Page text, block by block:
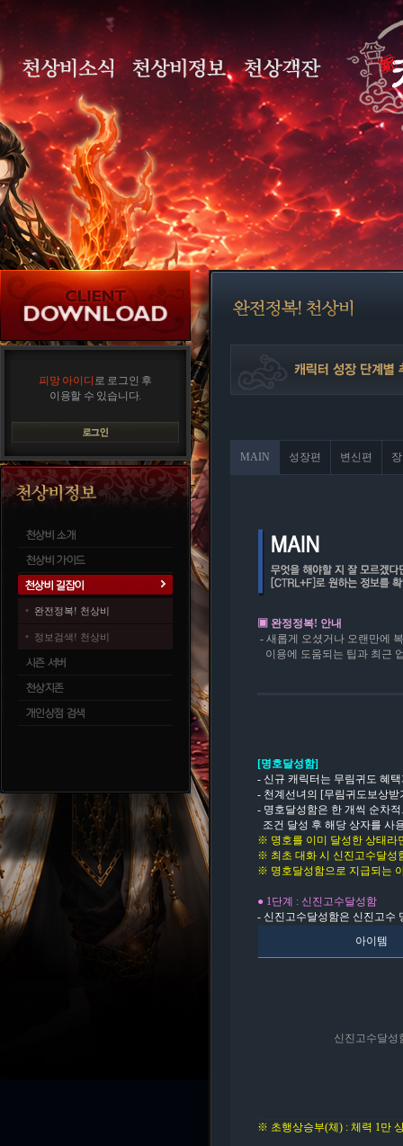
피망 아이디 로 로그인 후
이용할 수 있습니다.
완전정복! 천상비
정보검색! 천상비
MAIN 성장편 변신편
▣ 완정정복! 안내
- 새롭게 오셨거나 오랜만에
이용에 도움되는 팁과 최근
[명호달성함]
- 신규 캐릭터는 무림귀도 혜
- 천계선녀의 [무림귀도보상
- 명호달성함은 한 개씩 순차
조건 달성 후 해당 상자를 사
※ 명호를 이미 달성한 상태라
※ 최초 대화 시 신진고수달성
※ 명호달성함으로 지급되는
● 1단계 : 신진고수달성함
- 신진고수달성함은 신진고수
아이템
신진고수달성
※ 초행상승부(체) : 체력 1만